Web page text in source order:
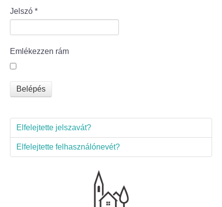
Bölcske település
Mi újság Bölcskén?
Értéktár bizottság
Látnivalók
Szállások
Református Egyház
Jelszó *
Emlékezzen rám
Belépés
Elfelejtette jelszavát?
Elfelejtette felhasználónevét?